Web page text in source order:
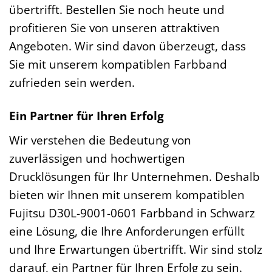
übertrifft. Bestellen Sie noch heute und
profitieren Sie von unseren attraktiven
Angeboten. Wir sind davon überzeugt, dass
Sie mit unserem kompatiblen Farbband
zufrieden sein werden.
Ein Partner für Ihren Erfolg
Wir verstehen die Bedeutung von
zuverlässigen und hochwertigen
Drucklösungen für Ihr Unternehmen. Deshalb
bieten wir Ihnen mit unserem kompatiblen
Fujitsu D30L-9001-0601 Farbband in Schwarz
eine Lösung, die Ihre Anforderungen erfüllt
und Ihre Erwartungen übertrifft. Wir sind stolz
darauf, ein Partner für Ihren Erfolg zu sein.